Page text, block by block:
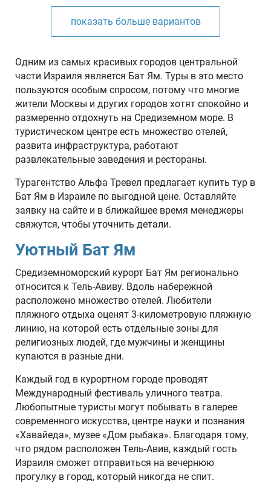
показать больше вариантов
Одним из самых красивых городов центральной
части Израиля является Бат Ям. Туры в это место
пользуются особым спросом, потому что многие
жители Москвы и других городов хотят спокойно и
размеренно отдохнуть на Средиземном море. В
туристическом центре есть множество отелей,
развита инфраструктура, работают
развлекательные заведения и рестораны.
Турагентство Альфа Тревел предлагает купить тур в
Бат Ям в Израиле по выгодной цене. Оставляйте
заявку на сайте и в ближайшее время менеджеры
свяжутся, чтобы уточнить детали.
Уютный Бат Ям
Средиземноморский курорт Бат Ям регионально
относится к Тель-Авиву. Вдоль набережной
расположено множество отелей. Любители
пляжного отдыха оценят 3-километровую пляжную
линию, на которой есть отдельные зоны для
религиозных людей, где мужчины и женщины
купаются в разные дни.
Каждый год в курортном городе проводят
Международный фестиваль уличного театра.
Любопытные туристы могут побывать в галерее
современного искусства, центре науки и познания
«Хавайеда», музее «Дом рыбака». Благодаря тому,
что рядом расположен Тель-Авив, каждый гость
Израиля сможет отправиться на вечернюю
прогулку в город, который никогда не спит.